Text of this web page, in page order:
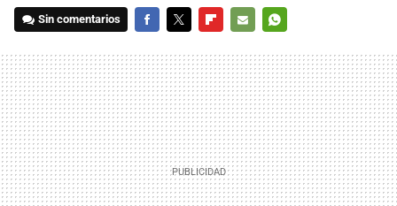
Sin comentarios
MAIL